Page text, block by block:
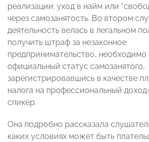
реализации: уход в найм или
через самозанятость. Во втором
деятельность велась в легальном
получить штраф за незаконное
предпринимательство, необходимо
официальный статус самозанятого,
зарегистрировавшись в качестве
налога на профессиональный
спикер.
Она подробно рассказала
каких условиях может быть